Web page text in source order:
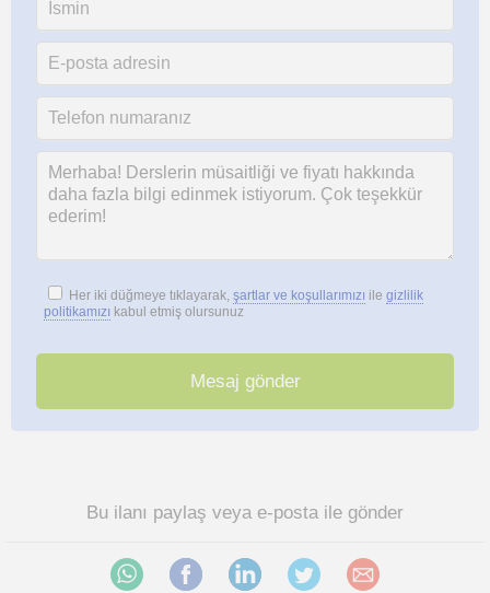
Her iki düğmeye tıklayarak, şartlar ve koşullarımızı ile gizlilik
politikamızı kabul etmiş olursunuz
Bu ilanı paylaş veya e-posta ile gönder